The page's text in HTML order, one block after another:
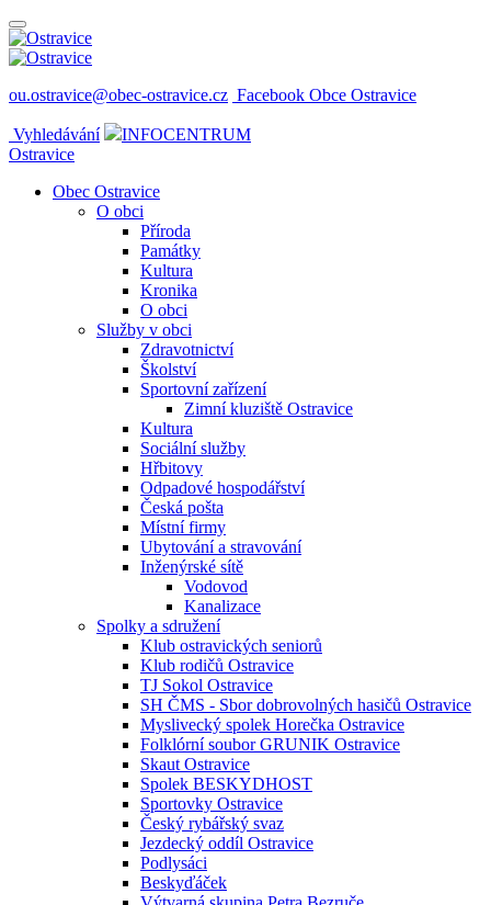
ou.ostravice@obec-ostravice.cz Facebook Obce Ostravice
Vyhledávání
INFOCENTRUM
Ostravice
Obec Ostravice
O obci
Příroda
Památky
Kultura
Kronika
O obci
Služby v obci
Zdravotnictví
Školství
Sportovní zařízení
Zimní kluziště Ostravice
Kultura
Sociální služby
Hřbitovy
Odpadové hospodářství
Česká pošta
Místní firmy
Ubytování a stravování
Inženýrské sítě
Vodovod
Kanalizace
Spolky a sdružení
Klub ostravických seniorů
Klub rodičů Ostravice
TJ Sokol Ostravice
SH ČMS - Sbor dobrovolných hasičů Ostravice
Myslivecký spolek Horečka Ostravice
Folklórní soubor GRUNIK Ostravice
Skaut Ostravice
Spolek BESKYDHOST
Sportovky Ostravice
Český rybářský svaz
Jezdecký oddíl Ostravice
Podlysáci
Beskyďáček